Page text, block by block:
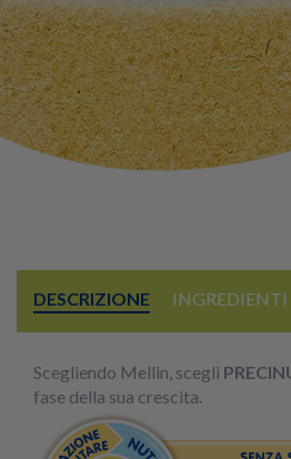
DESCRIZIONE INGREDIENTI
Scegliendo Mellin, scegli
fase della sua crescita.